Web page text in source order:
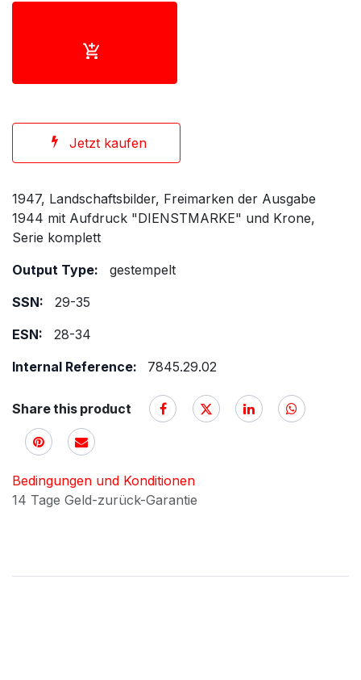
Jetzt kaufen
1947, Landschaftsbilder, Freimarken der Ausgabe
1944 mit Aufdruck "DIENSTMARKE" und Krone,
Serie komplett
Output Type:
gestempelt
SSN:
29-35
ESN:
28-34
Internal Reference:
7845.29.02
Share this product
Bedingungen und Konditionen
14 Tage Geld-zurück-Garantie